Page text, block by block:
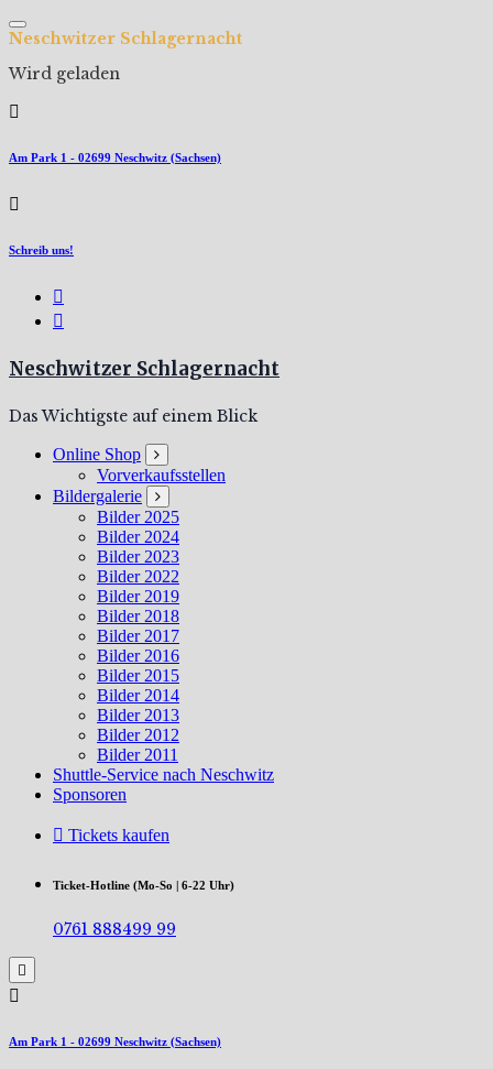
Zum
Inhalt
Neschwitzer Schlagernacht
Wird geladen
Am Park 1 - 02699 Neschwitz (Sachsen)
Schreib uns!
Neschwitzer Schlagernacht
Das Wichtigste auf einem Blick
Online Shop
Vorverkaufsstellen
Bildergalerie
Bilder 2025
Bilder 2024
Bilder 2023
Bilder 2022
Bilder 2019
Bilder 2018
Bilder 2017
Bilder 2016
Bilder 2015
Bilder 2014
Bilder 2013
Bilder 2012
Bilder 2011
Shuttle-Service nach Neschwitz
Sponsoren
Tickets kaufen
Ticket-Hotline (Mo-So | 6-22 Uhr)
0761 888499 99
Am Park 1 - 02699 Neschwitz (Sachsen)